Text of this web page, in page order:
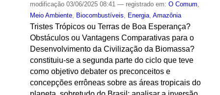
modificação03/06/2025 08:41 — registrado em: O Comum,
Meio Ambiente, Biocombustíveis, Energia, Amazônia
Tristes Trópicos ou Terras de Boa Esperança?
Obstáculos ou Vantagens Comparativas para o
Desenvolvimento da Civilização da Biomassa?
constituiu-se a segunda parte do ciclo que teve
como objetivo debater os preconceitos e
concepções errôneas sobre as áreas tropicais do